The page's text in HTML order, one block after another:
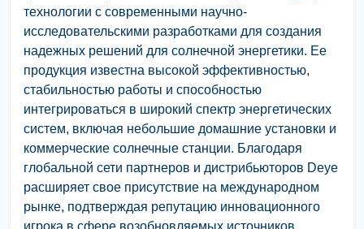
технологии с современными научно-
исследовательскими разработками для создания
надежных решений для солнечной энергетики. Ее
продукция известна высокой эффективностью,
стабильностью работы и способностью
интегрироваться в широкий спектр энергетических
систем, включая небольшие домашние установки и
коммерческие солнечные станции. Благодаря
глобальной сети партнеров и дистрибьюторов Deye
расширяет свое присутствие на международном
рынке, подтверждая репутацию инновационного
игрока в сфере возобновляемых источников